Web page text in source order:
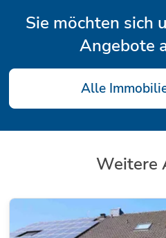
Sie möchten sich
Angebote
Alle
Weitere